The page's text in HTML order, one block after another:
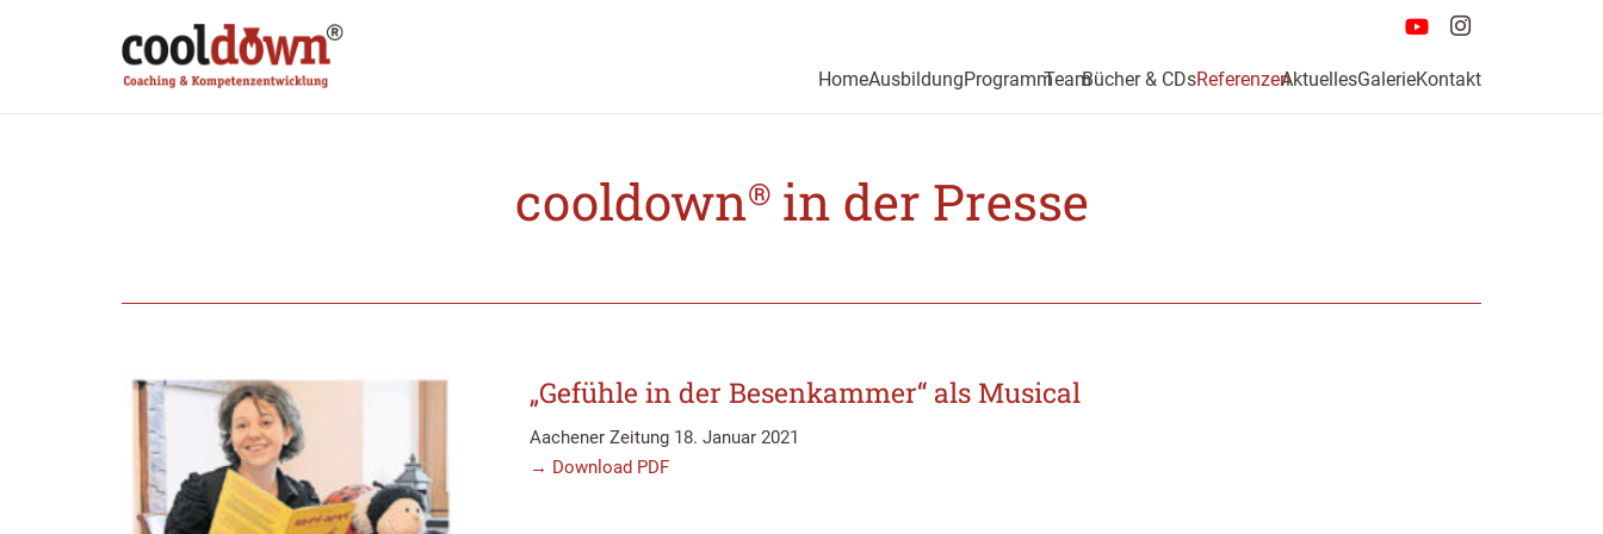
HomeAusbildungProgrammTeamBücher & CDsReferenzenAktuellesGalerieKontakt
cooldown®in der Presse
„Gefühle in der Besenkammer“ als Musical
Aachener Zeitung 18. Januar 2021
→ Download PDF